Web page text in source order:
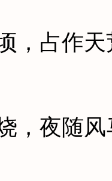
占作天
夜随风